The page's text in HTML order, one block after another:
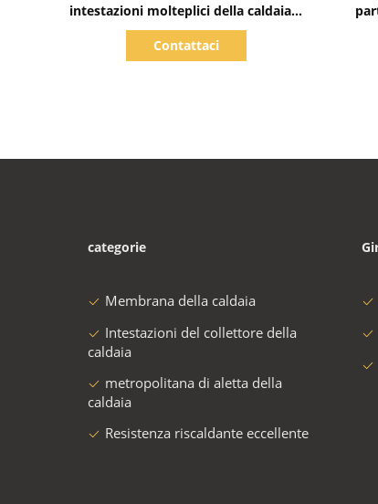
intestazioni molteplici della caldaia a
vapore per l'industriale
Contattaci
categorie
Membrana della caldaia
Intestazioni del collettore della
caldaia
metropolitana di aletta della
caldaia
Resistenza riscaldante eccellente